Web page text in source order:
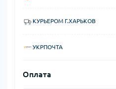
КУРЬЕРОМ Г.ХАРЬКОВ
УКРПОЧТА
Оплата